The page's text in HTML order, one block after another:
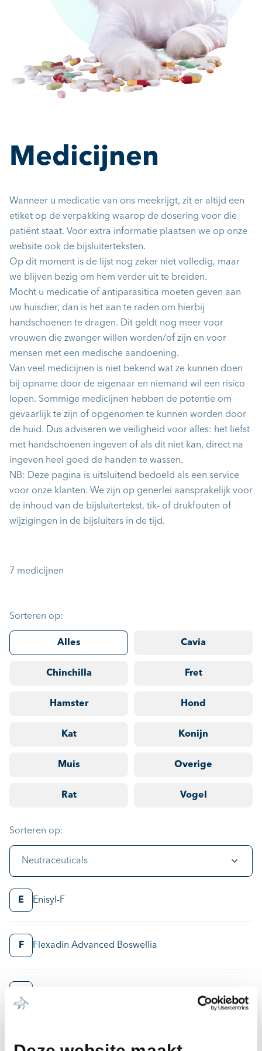
Medicijnen
Wanneer u medicatie van ons meekrijgt, zit er altijd een
etiket op de verpakking waarop de dosering voor die
patiënt staat. Voor extra informatie plaatsen we op onze
website ook de bijsluiterteksten.
Op dit moment is de lijst nog zeker niet volledig, maar
we blijven bezig om hem verder uit te breiden.
Mocht u medicatie of antiparasitica moeten geven aan
uw huisdier, dan is het aan te raden om hierbij
handschoenen te dragen. Dit geldt nog meer voor
vrouwen die zwanger willen worden/of zijn en voor
mensen met een medische aandoening.
Van veel medicijnen is niet bekend wat ze kunnen doen
bij opname door de eigenaar en niemand wil een risico
lopen. Sommige medicijnen hebben de potentie om
gevaarlijk te zijn of opgenomen te kunnen worden door
de huid. Dus adviseren we veiligheid voor alles: het liefst
met handschoenen ingeven of als dit niet kan, direct na
ingeven heel goed de handen te wassen.
NB: Deze pagina is uitsluitend bedoeld als een service
voor onze klanten. We zijn op generlei aansprakelijk voor
de inhoud van de bijsluitertekst, tik- of drukfouten of
wijzigingen in de bijsluiters in de tijd.
7 medicijnen
Sorteren op:
Alles Cavia
Chinchilla Fret
Hamster Hond
Kat Konijn
Muis Overige
Rat Vogel
Sorteren op:
Neutraceuticals
E Enisyl-F
F Flexadin Advanced Boswellia